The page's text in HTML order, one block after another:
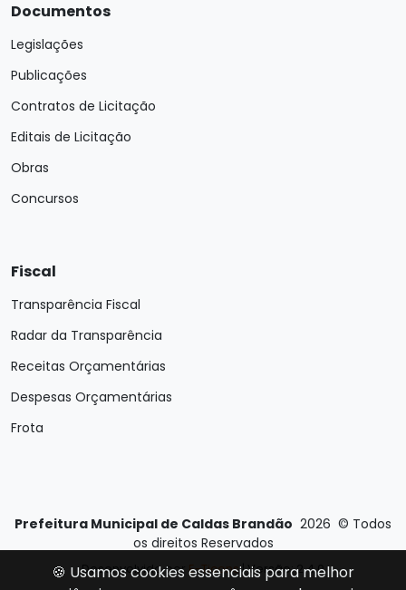
Documentos
Legislações
Publicações
Contratos de Licitação
Editais de Licitação
Obras
Concursos
Fiscal
Transparência Fiscal
Radar da Transparência
Receitas Orçamentárias
Despesas Orçamentárias
Frota
Prefeitura Municipal de Caldas Brandão 2026 © Todos
os direitos Reservados
Desenvolvido por E-Ticons| Versão: 2.4.0
🍪 Usamos cookies essenciais para melhor